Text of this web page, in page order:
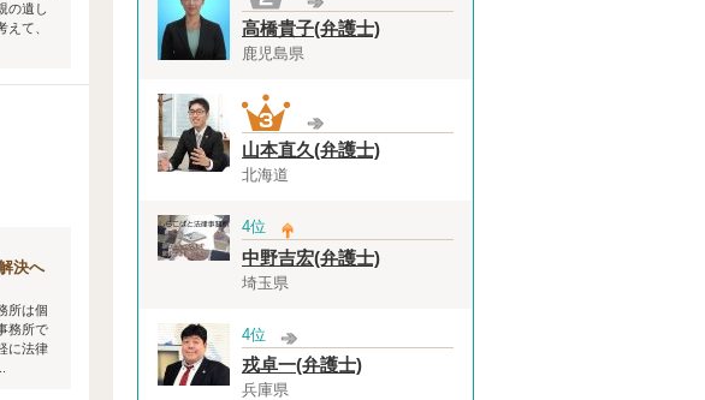
の遺し
て、
決へ
所は個
務所で
に法律
高橋貴子(弁護士)
鹿児島県
山本直久(弁護士)
北海道
4位
中野吉宏(弁護士)
埼玉県
4位
戎卓一(弁護士)
兵庫県